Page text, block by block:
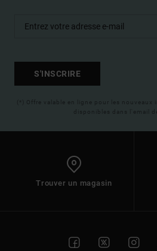
S'INSCRIRE
(*) Offre valable en ligne pour les nouveaux
disponibles dans l'email
Trouver un magasin